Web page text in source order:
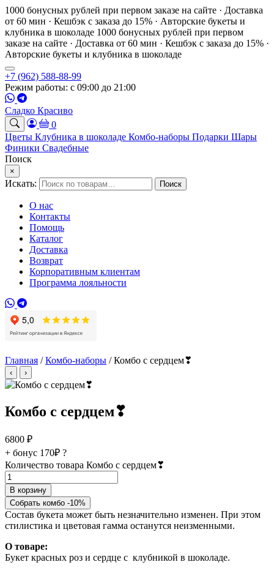
1000 бонусных рублей при первом заказе на сайте · Доставка
от 60 мин · Кешбэк с заказа до 15% · Авторские букеты и
клубника в шоколаде 1000 бонусных рублей при первом
заказе на сайте · Доставка от 60 мин · Кешбэк с заказа до 15% ·
Авторские букеты и клубника в шоколаде
+7 (962) 588-88-99
Режим работы: с 09:00 до 21:00
Сладко Красиво
0
Цветы Клубника в шоколаде Комбо-наборы Подарки Шары
Финики Свадебные
Поиск
×
Искать: Поиск
О нас
Контакты
Помощь
Каталог
Доставка
Возврат
Корпоративным клиентам
Программа лояльности
Главная /Комбо-наборы / Комбо с сердцем❣
‹ ›
Комбо с сердцем❣
6800 ₽
+ бонус 170₽ ?
Количество товара Комбо с сердцем❣
В корзину
Собрать комбо -10%
Состав букета может быть незначительно изменен. При этом
стилистика и цветовая гамма останутся неизменными.
О товаре:
Букет красных роз и сердце с клубникой в шоколаде.